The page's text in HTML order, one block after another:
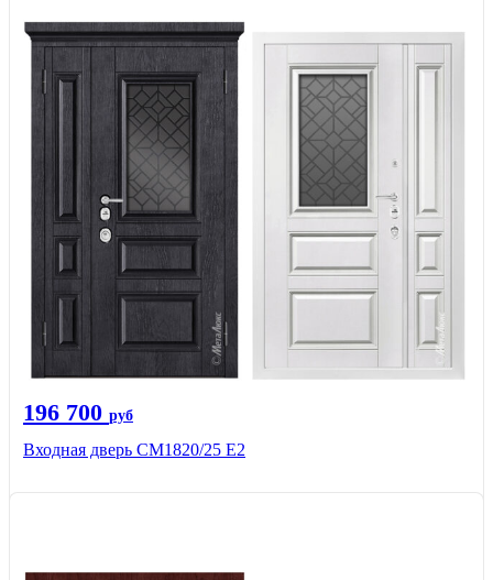
196 700 руб
Входная дверь СМ1820/25 Е2